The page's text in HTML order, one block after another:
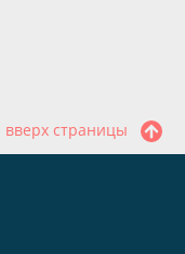
вверх страницы